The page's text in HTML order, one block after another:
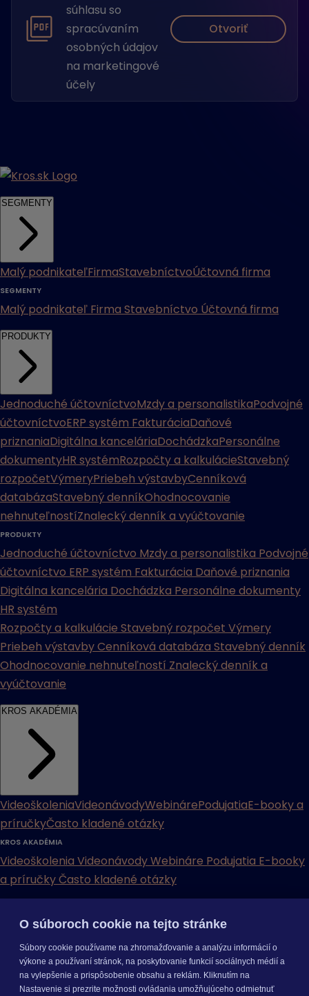
súhlasu so
spracúvaním
osobných údajov
na marketingové
účely
Otvoriť
SEGMENTY
Malý podnikateľFirmaStavebníctvoÚčtovná firma
SEGMENTY
Malý podnikateľ Firma Stavebníctvo Účtovná firma
PRODUKTY
Jednoduché účtovníctvoMzdy a personalistikaPodvojné
účtovníctvoERP systém FakturáciaDaňové
priznaniaDigitálna kanceláriaDochádzkaPersonálne
dokumentyHR systémRozpočty a kalkulácieStavebný
rozpočetVýmeryPriebeh výstavbyCenníková
databázaStavebný denníkOhodnocovanie
nehnuteľnostíZnalecký denník a vyúčtovanie
PRODUKTY
Jednoduché účtovníctvo Mzdy a personalistika Podvojné
účtovníctvo ERP systém Fakturácia Daňové priznania
Digitálna kancelária Dochádzka Personálne dokumenty
HR systém
Rozpočty a kalkulácie Stavebný rozpočet Výmery
Priebeh výstavbyCenníková databáza Stavebný denník
Ohodnocovanie nehnuteľností Znalecký denník a
vyúčtovanie
KROS AKADÉMIA
VideoškoleniaVideonávodyWebinárePodujatiaE-booky a
príručkyČasto kladené otázky
KROS AKADÉMIA
Videoškolenia VideonávodyWebináre Podujatia E-booky
a príručkyČasto kladené otázky
Cenníky Odporučte nás Právne dokumenty
Odporúčaná
konfiguráciaAktualizácia verziíMobilné aplikácie
O súboroch cookie na tejto stránke
Súbory cookie používame na zhromažďovanie a analýzu informácií o
výkone a používaní stránok, na poskytovanie funkcií sociálnych médií a
na vylepšenie a prispôsobenie obsahu a reklám. Kliknutím na
Nastavenie si prezrite možnosti ovládania umožňujúceho odmietnuť